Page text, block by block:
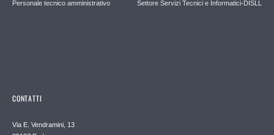
Personale tecnico amministrativo Settore Servizi Tecnici e Informatici-DISLL
CONTATTI
Via E. Vendramini, 13